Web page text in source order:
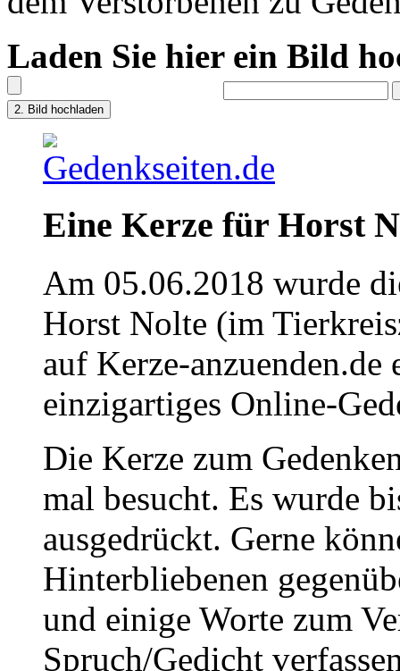
Laden Sie hier ein Bild
Eine Kerze für Horst
Am 05.06.2018 wurde
Horst Nolte (im
auf Kerze-
einzigartiges Online-
Die Kerze zum
mal besucht. Es wurde
ausgedrückt. Gerne
Hinterbliebenen
und einige Worte zum
Spruch/Gedicht